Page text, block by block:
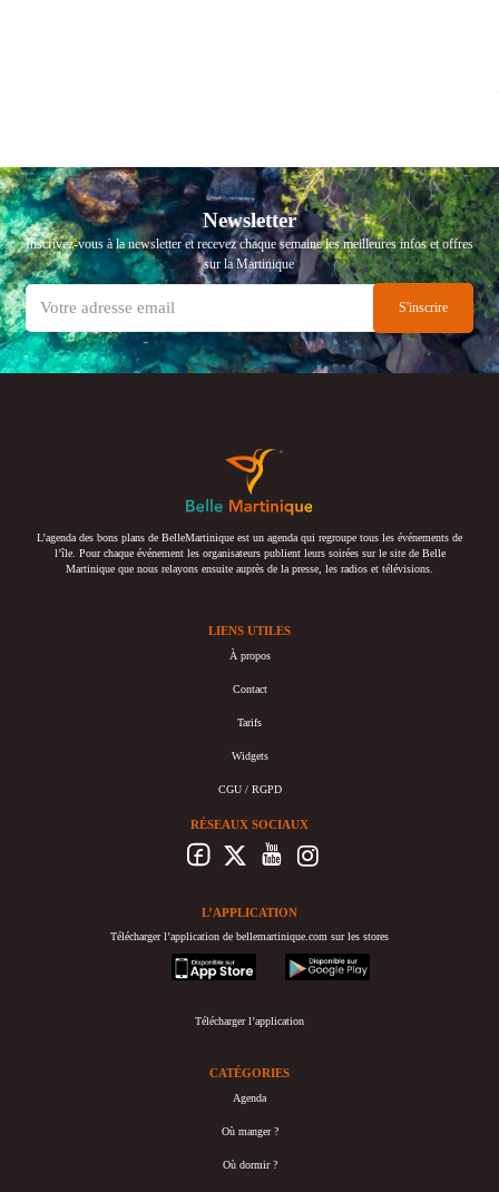
Newsletter
Inscrivez-vous à la newsletter et recevez chaque semaine les meilleures infos et offres
sur la Martinique
L’agenda des bons plans de BelleMartinique est un agenda qui regroupe tous les événements de
l’île. Pour chaque événement les organisateurs publient leurs soirées sur le site de Belle
Martinique que nous relayons ensuite auprès de la presse, les radios et télévisions.
LIENS UTILES
À propos
Contact
Tarifs
Widgets
CGU / RGPD
RÉSEAUX SOCIAUX
L’APPLICATION
Télécharger l’application de bellemartinique.com sur les stores
appstore
googleplay
Télécharger l’application
CATÉGORIES
Agenda
Où manger ?
Où dormir ?